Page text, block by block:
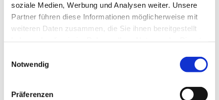
soziale Medien, Werbung und Analysen weiter. Unsere
Partner führen diese Informationen möglicherweise mit
weiteren Daten zusammen, die Sie ihnen bereitgestellt
Notwendig
Präferenzen